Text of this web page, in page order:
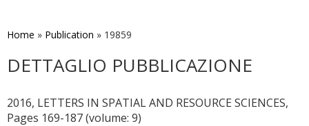
contenuto
Home » Publication » 19859
DETTAGLIO PUBBLICAZIONE
2016, LETTERS IN SPATIAL AND RESOURCE SCIENCES,
Pages 169-187 (volume: 9)